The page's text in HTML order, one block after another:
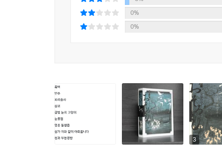
미유키의 필생의 사업(life work)’이라고까지 표현했
그리고 오치카의 눈과 귀로 이야기를 ‘보는’ 독자
‘흑백의 방’에서 펼쳐지는 말하고, 듣는다는 행위
남에게 털어놓아 결국 이해를 받고, 용서를 받는다
세상에는 이런 일도 있을 수 있는 법이다.
0%
0%
3